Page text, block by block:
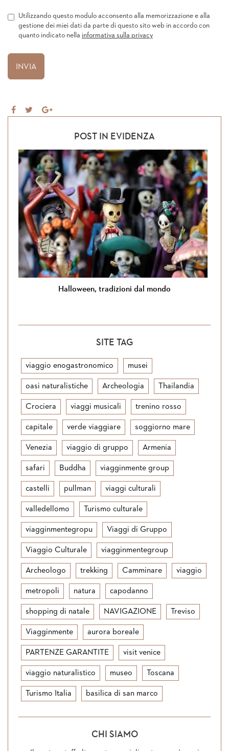
Utilizzando questo modulo acconsento alla memorizzazione e alla
gestione dei miei dati da parte di questo sito web in accordo con
quanto indicato nella informativa sulla privacy
Share TweetShare
Google+POST IN EVIDENZA
Halloween, tradizioni dal mondo
SITE TAG
viaggio enogastronomico musei
oasi naturalistiche Archeologia Thailandia
Crociera viaggi musicali trenino rosso
capitale verde viaggiare soggiorno mare
Venezia viaggio di gruppo Armenia
safari Buddha viagginmente group
castelli pullman viaggi culturali
valledellomo Turismo culturale
viagginmentegropu Viaggi di Gruppo
Viaggio Culturale viagginmentegroup
Archeologo trekking Camminare viaggio
metropoli natura capodanno
shopping di natale NAVIGAZIONE Treviso
Viagginmente aurora boreale
PARTENZE GARANTITE visit venice
viaggio naturalistico museo Toscana
Turismo Italia basilica di san marco
CHI SIAMO